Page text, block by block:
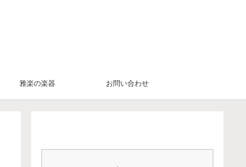
雅楽の楽器 お問い合わせ